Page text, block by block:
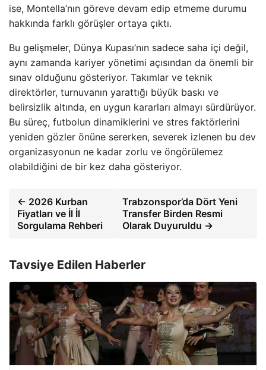
ise, Montella’nın göreve devam edip etmeme durumu
hakkında farklı görüşler ortaya çıktı.
Bu gelişmeler, Dünya Kupası’nın sadece saha içi değil,
aynı zamanda kariyer yönetimi açısından da önemli bir
sınav olduğunu gösteriyor. Takımlar ve teknik
direktörler, turnuvanın yarattığı büyük baskı ve
belirsizlik altında, en uygun kararları almayı sürdürüyor.
Bu süreç, futbolun dinamiklerini ve stres faktörlerini
yeniden gözler önüne sererken, severek izlenen bu dev
organizasyonun ne kadar zorlu ve öngörülemez
olabildiğini de bir kez daha gösteriyor.
← 2026 Kurban
Fiyatları ve İl İl
Sorgulama Rehberi
Trabzonspor’da Dört Yeni
Transfer Birden Resmi
Olarak Duyuruldu →
Tavsiye Edilen Haberler